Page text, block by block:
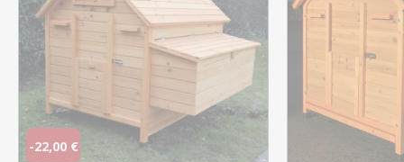
-22,00 €